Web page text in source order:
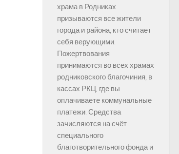
храма в Родниках
призываются все жители
города и района, кто считает
себя верующими.
Пожертвования
принимаются во всех храмах
родниковского благочиния, в
кассах РКЦ, где вы
оплачиваете коммунальные
платежи. Средства
зачисляются на счёт
специального
благотворительного фонда и